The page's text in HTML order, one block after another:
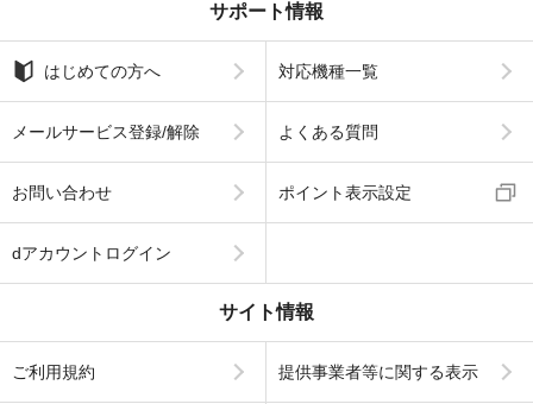
サポート情報
はじめての方へ 対応機種一覧
メールサービス登録/解除 よくある質問
お問い合わせ ポイント表示設定
dアカウントログイン
サイト情報
ご利用規約 提供事業者等に関する表示